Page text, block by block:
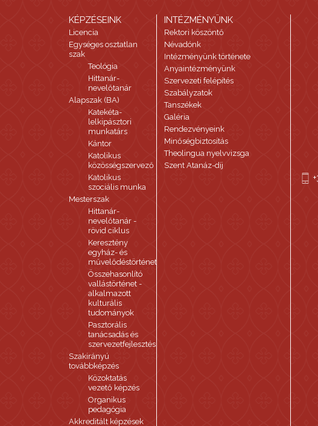
KÉPZÉSEINK
Licencia
Egységes osztatlan
szak
Teológia
Hittanár-
nevelőtanár
Alapszak (BA)
Katekéta-
lelkipásztori
munkatárs
Kántor
Katolikus
közösségszervező
Katolikus
szociális munka
Mesterszak
Hittanár-
nevelőtanár -
rövid ciklus
Keresztény
egyház- és
művelődéstörténet
Összehasonlító
vallástörténet -
alkalmazott
kulturális
tudományok
Pasztorális
tanácsadás és
szervezetfejlesztés
Szakirányú
továbbképzés
Közoktatás
vezető képzés
Organikus
pedagógia
Akkreditált képzések
INTÉZMÉNYÜNK
Rektori köszöntő
Névadónk
Intézményünk története
Anyaintézményünk
Szervezeti felépítés
Szabályzatok
Tanszékek
Galéria
Rendezvényeink
Minőségbiztosítás
Theolingua nyelvvizsga
Szent Atanáz-díj